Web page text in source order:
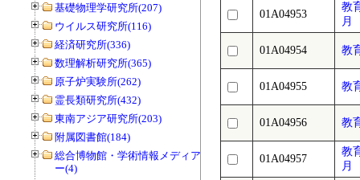
基礎物理学研究所(207)
ウイルス研究所(116)
経済研究所(336)
数理解析研究所(365)
原子炉実験所(262)
霊長類研究所(432)
東南アジア研究所(203)
附属図書館(184)
総合博物館・学術情報メディアセンタ
ー(4)
01A04953
教
月
01A04954 教
01A04955 教
01A04956 教
01A04957
教
月